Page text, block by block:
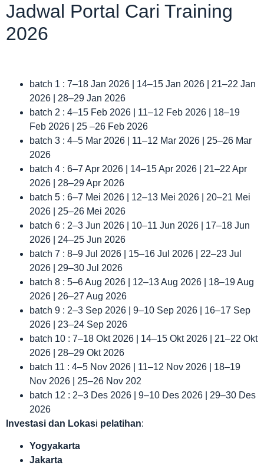
Jadwal Portal Cari Training
2026
batch 1 : 7–18 Jan 2026 | 14–15 Jan 2026 | 21–22 Jan
2026 | 28–29 Jan 2026
batch 2 : 4–15 Feb 2026 | 11–12 Feb 2026 | 18–19
Feb 2026 | 25 –26 Feb 2026
batch 3 : 4–5 Mar 2026 | 11–12 Mar 2026 | 25–26 Mar
2026
batch 4 : 6–7 Apr 2026 | 14–15 Apr 2026 | 21–22 Apr
2026 | 28–29 Apr 2026
batch 5 : 6–7 Mei 2026 | 12–13 Mei 2026 | 20–21 Mei
2026 | 25–26 Mei 2026
batch 6 : 2–3 Jun 2026 | 10–11 Jun 2026 | 17–18 Jun
2026 | 24–25 Jun 2026
batch 7 : 8–9 Jul 2026 | 15–16 Jul 2026 | 22–23 Jul
2026 | 29–30 Jul 2026
batch 8 : 5–6 Aug 2026 | 12–13 Aug 2026 | 18–19 Aug
2026 | 26–27 Aug 2026
batch 9 : 2–3 Sep 2026 | 9–10 Sep 2026 | 16–17 Sep
2026 | 23–24 Sep 2026
batch 10 : 7–18 Okt 2026 | 14–15 Okt 2026 | 21–22 Okt
2026 | 28–29 Okt 2026
batch 11 : 4–5 Nov 2026 | 11–12 Nov 2026 | 18–19
Nov 2026 | 25–26 Nov 202
batch 12 : 2–3 Des 2026 | 9–10 Des 2026 | 29–30 Des
2026
Investasi dan Lokasi pelatihan:
Yogyakarta
Jakarta